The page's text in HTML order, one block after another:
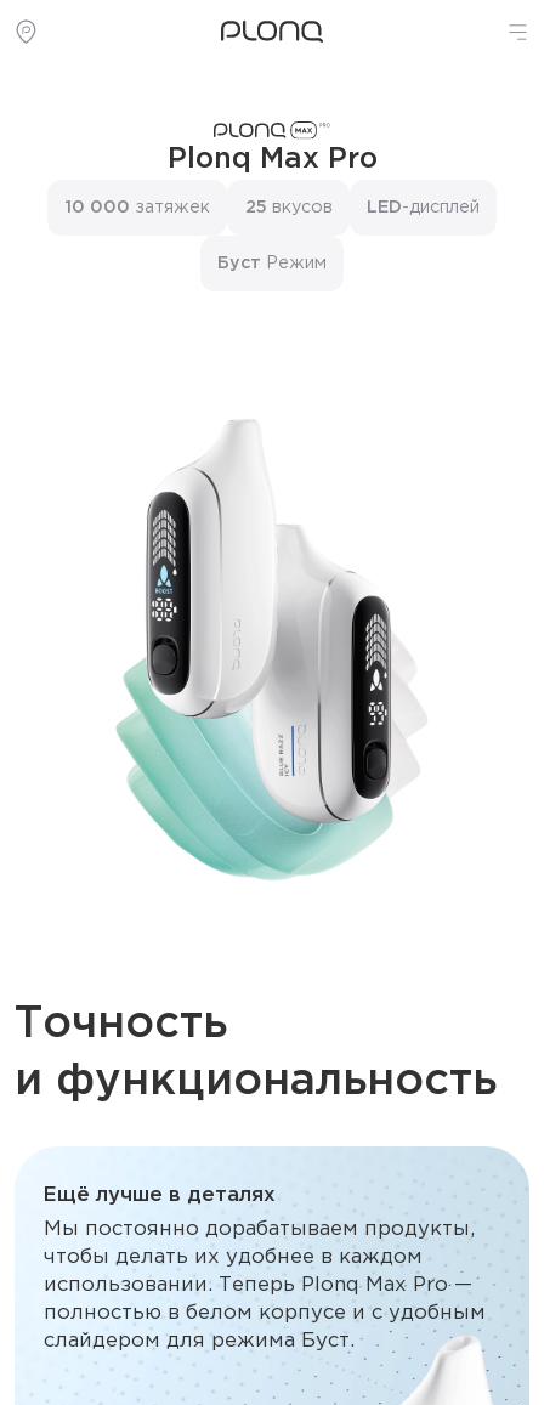
Plonq Max Pro
10 000 затяжек 25 вкусов LED-дисплей
Буст Режим
Точность
и функциональность
Ещё лучше в деталях
Мы постоянно дорабатываем продукты,
чтобы делать их удобнее в каждом
использовании. Теперь Plonq Max Pro —
полностью в белом корпусе и с удобным
слайдером для режима Буст.